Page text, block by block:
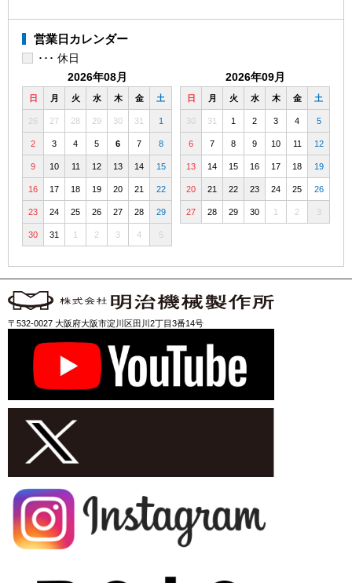
営業日カレンダー
･･･ 休日
2026年08月
日 月 火 水 木 金 土
26 27 28 29 30 31 1
2 3 4 5 6 7 8
9 10 11 12 13 14 15
16 17 18 19 20 21 22
23 24 25 26 27 28 29
30 31 1 2 3 4 5
2026年09月
日 月 火 水 木 金 土
30 31 1 2 3 4 5
6 7 8 9 10 11 12
13 14 15 16 17 18 19
20 21 22 23 24 25 26
27 28 29 30 1 2 3
〒532-0027 大阪府大阪市淀川区田川2丁目3番14号